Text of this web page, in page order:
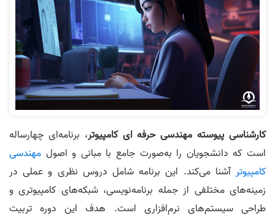
کارشناسی پیوسته مهندسی حرفه ای کامپیوتر، برنامه‌ای چهار‌ساله
است که دانشجویان را به‌صورت جامع با مبانی و اصول مهندسی
کامپیوتر آشنا می‌کند. این برنامه شامل دروس نظری و عملی در
زمینه‌های مختلفی از جمله برنامه‌نویسی، شبکه‌های کامپیوتری و
طراحی سیستم‌های نرم‌افزاری است. هدف این دوره تربیت